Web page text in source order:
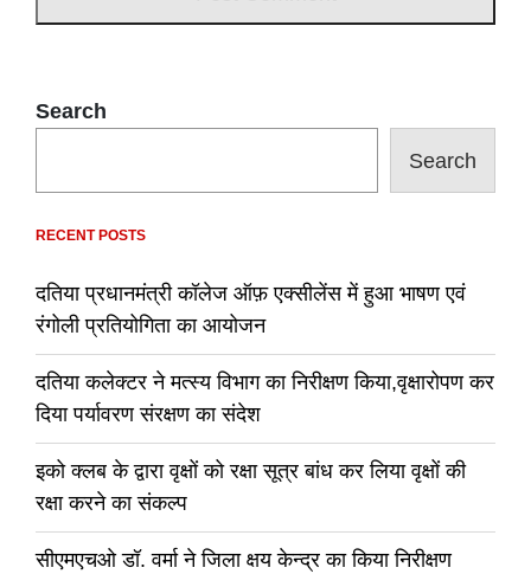
Search
Search
RECENT POSTS
दतिया प्रधानमंत्री कॉलेज ऑफ़ एक्सीलेंस में हुआ भाषण एवं
रंगोली प्रतियोगिता का आयोजन
दतिया कलेक्टर ने मत्स्य विभाग का निरीक्षण किया,वृक्षारोपण कर
दिया पर्यावरण संरक्षण का संदेश
इको क्लब के द्वारा वृक्षों को रक्षा सूत्र बांध कर लिया वृक्षों की
रक्षा करने का संकल्प
सीएमएचओ डॉ. वर्मा ने जिला क्षय केन्द्र का किया निरीक्षण